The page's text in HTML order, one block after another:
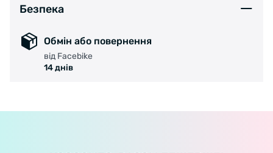
Безпека
Обмін або повернення
від Facebike
14 днів